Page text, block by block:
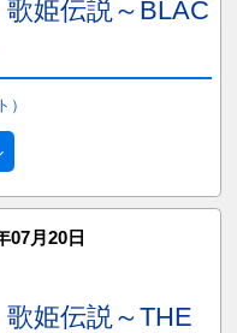
姫伝説～BLAC
07月20日
姫伝説～THE